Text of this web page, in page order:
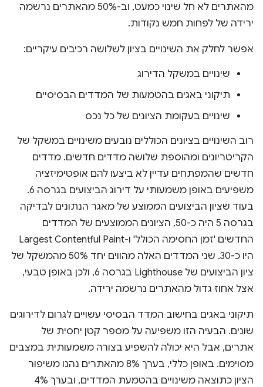
מהאתרים לא חל שינוי כמעט, וב-50% מהאתרים נרשמה
ירידה של לפחות חמש נקודות.
אפשר לחלק את השינויים בציון לשלושה רכיבים עיקריים:
שינויים במשקל הדירוג
תיקוני באגים בהטמעות של המדדים הבסיסיים
שינויים בעקומת הציונים של כל נכס
רוב השינויים בציונים הכוללים נובעים משינויים במשקל של
הקריטריונים ומהוספת שלושה מדדים חדשים. מדדים
חדשים שהמפתחים עדיין לא ביצעו להם אופטימיזציה
משפיעים באופן משמעותי על דירוג הביצועים בגרסה 6.
בעוד שציון הביצועים הממוצע של מאגר הנתונים לבדיקה
בגרסה 5 היה כ-50, הציונים הממוצעים של המדדים
החדשים 'זמן החסימה הכולל' ו-Largest Contentful Paint
היו כ-30. שני המדדים האלה מהווים יחד 50% מהמשקל של
ציון הביצועים של Lighthouse בגרסה 6, ולכן באופן טבעי,
אצל אחוז גדול מהאתרים נרשמה ירידה.
תיקוני באגים בחישוב המדד הבסיסי עשויים לגרום לדירוגים
שונים. הבעיה הזו משפיעה על מספר קטן יחסית של
אתרים, אבל היא יכולה להשפיע בצורה משמעותית במצבים
מסוימים. באופן כללי, בערך 8% מהאתרים נהנו משיפור
הציון כתוצאה משינויים בהטמעת המדדים, ובערך 4%